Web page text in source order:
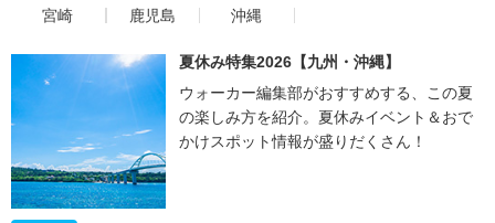
宮崎
鹿児島 沖縄
夏休み特集2026【九州・沖縄】
ウォーカー編集部がおすすめする、この夏
の楽しみ方を紹介。夏休みイベント＆おで
かけスポット情報が盛りだくさん！